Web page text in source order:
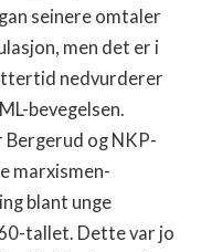
seinere omtaler
men det er i
nedvurderer
bevegelsen.
og NKP-
marxismen-
blant unge
tallet. Dette var jo